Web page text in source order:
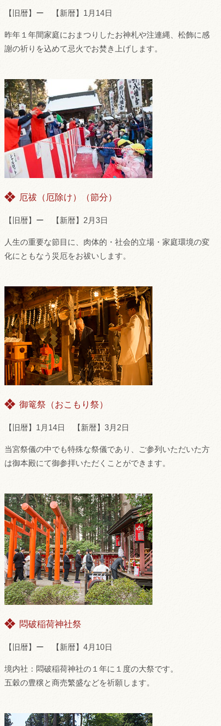
【旧暦】ー 【新暦】1月14日
昨年１年間家庭におまつりしたお神札や注連縄、松飾に感
謝の祈りを込めて忌火でお焚き上げします。
厄祓（厄除け）（節分）
【旧暦】ー 【新暦】2月3日
人生の重要な節目に、肉体的・社会的立場・家庭環境の変
化にともなう災厄をお祓いします。
御篭祭（おこもり祭）
【旧暦】1月14日 【新暦】3月2日
当宮祭儀の中でも特殊な祭儀であり、ご参列いただいた方
は御本殿にて御参拝いただくことができます。
悶破稲荷神社祭
【旧暦】ー 【新暦】4月10日
境内社：悶破稲荷神社の１年に１度の大祭です。
五穀の豊穣と商売繁盛などを祈願します。